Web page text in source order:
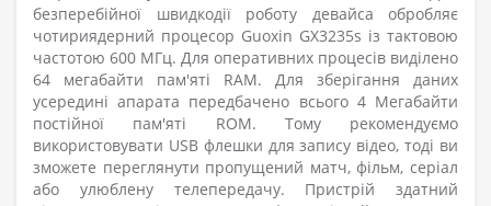
безперебійної швидкодії роботу девайса обробляє
чотириядерний процесор Guoxin GX3235s із тактовою
частотою 600 МГц. Для оперативних процесів виділено
64 мегабайти пам'яті RAM. Для зберігання даних
усередині апарата передбачено всього 4 Мегабайти
постійної пам'яті ROM. Тому рекомендуємо
використовувати USB флешки для запису відео, тоді ви
зможете переглянути пропущений матч, фільм, серіал
або улюблену телепередачу. Пристрій здатний